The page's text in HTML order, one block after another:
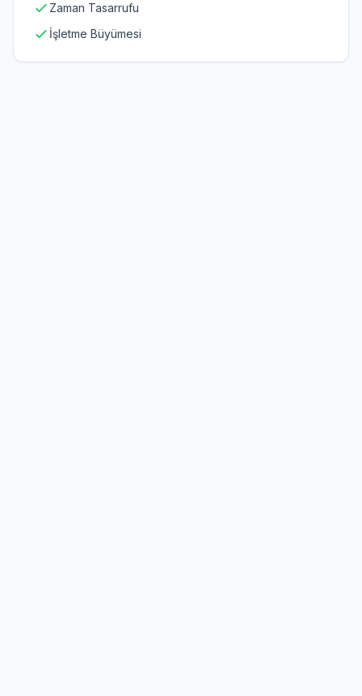
Zaman Tasarrufu
İşletme Büyümesi